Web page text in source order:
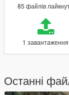
85 файлів
1 завантаження
Останні